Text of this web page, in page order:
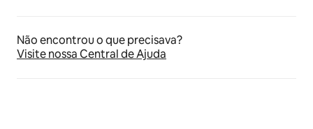
Não encontrou o que precisava?
Visite nossa Central de Ajuda